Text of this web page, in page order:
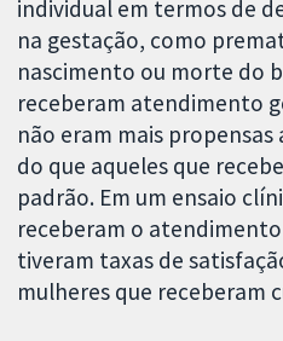
individual em termos de
na gestação, como
nascimento ou morte do
receberam atendimento
não eram mais
do que aqueles que
padrão. Em um ensaio
receberam o
tiveram taxas de
mulheres que receberam